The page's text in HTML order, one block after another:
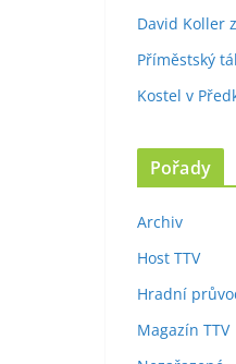
David Koller
Příměstský
Kostel v
Pořady
Archiv
Host TTV
Hradní
Magazín TTV